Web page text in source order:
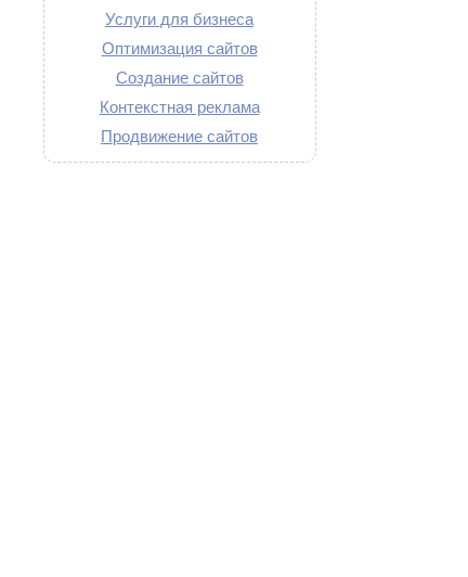
Услуги для бизнеса
Оптимизация сайтов
Создание сайтов
Контекстная реклама
Продвижение сайтов